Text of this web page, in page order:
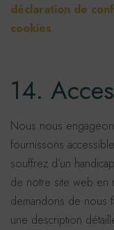
déclaration de
cookies.
14.
Nous nous
fournissons
souffrez d’un
de notre site web en
demandons de nous
une description